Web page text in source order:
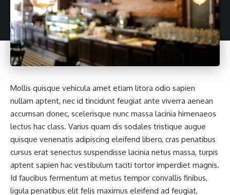
Mollis quisque vehicula amet etiam litora odio sapien
nullam aptent, nec id tincidunt feugiat ante viverra aenean
accumsan donec, scelerisque nunc massa lacinia himenaeos
lectus hac class. Varius quam dis sodales tristique augue
quisque venenatis adipiscing eleifend libero, cras penatibus
cursus erat senectus suspendisse lacinia netus massa, turpis
aptent sapien hac vestibulum taciti tortor imperdiet magnis.
Id faucibus fermentum at metus tempor convallis finibus,
ligula penatibus elit felis maximus eleifend ad feugiat,